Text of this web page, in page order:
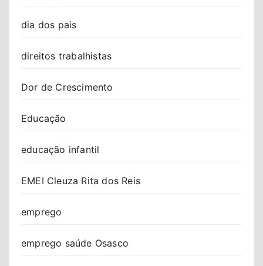
dia dos pais
direitos trabalhistas
Dor de Crescimento
Educação
educação infantil
EMEI Cleuza Rita dos Reis
emprego
emprego saúde Osasco